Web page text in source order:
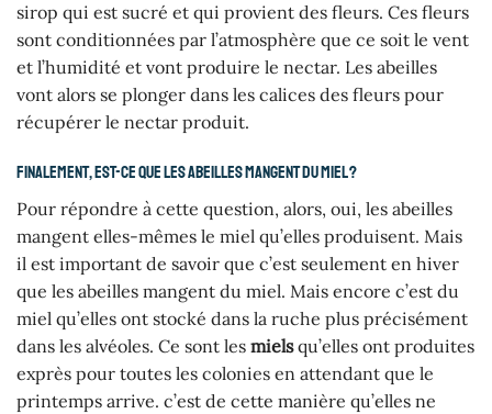
sirop qui est sucré et qui provient des fleurs. Ces fleurs
sont conditionnées par l’atmosphère que ce soit le vent
et l’humidité et vont produire le nectar. Les abeilles
vont alors se plonger dans les calices des fleurs pour
récupérer le nectar produit.
Finalement, est-ce que les abeilles mangent du miel ?
Pour répondre à cette question, alors, oui, les abeilles
mangent elles-mêmes le miel qu’elles produisent. Mais
il est important de savoir que c’est seulement en hiver
que les abeilles mangent du miel. Mais encore c’est du
miel qu’elles ont stocké dans la ruche plus précisément
dans les alvéoles. Ce sont les mielsqu’elles ont produites
exprès pour toutes les colonies en attendant que le
printemps arrive. c’est de cette manière qu’elles ne